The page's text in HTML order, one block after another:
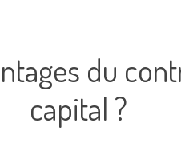
du
capital ?